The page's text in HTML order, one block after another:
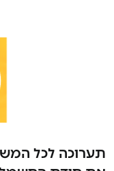
תערוכה לכל